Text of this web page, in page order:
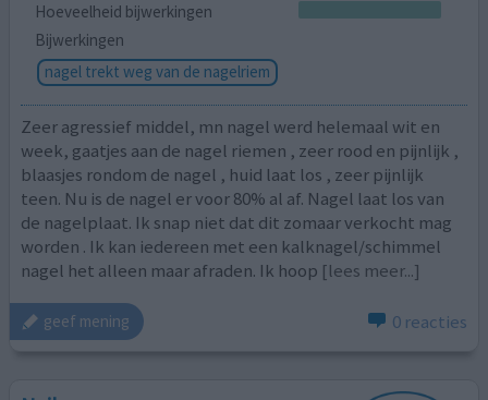
Hoeveelheid bijwerkingen
Bijwerkingen
nagel trekt weg van de nagelriem
Zeer agressief middel, mn nagel werd helemaal wit en
week, gaatjes aan de nagel riemen , zeer rood en pijnlijk ,
blaasjes rondom de nagel , huid laat los , zeer pijnlijk
teen. Nu is de nagel er voor 80% al af. Nagel laat los van
de nagelplaat. Ik snap niet dat dit zomaar verkocht mag
worden . Ik kan iedereen met een kalknagel/schimmel
nagel het alleen maar afraden. Ik hoop [lees meer...]
geef mening 0 reacties